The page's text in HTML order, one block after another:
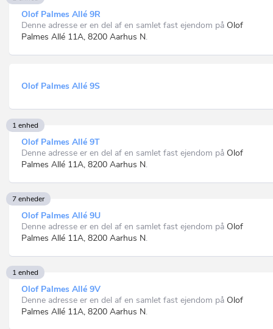
Olof Palmes Allé 9R
Denne adresse er en del af en samlet fast ejendom på Olof
Palmes Allé 11A, 8200 Aarhus N.
Olof Palmes Allé 9S
1 enhed
Olof Palmes Allé 9T
Denne adresse er en del af en samlet fast ejendom på Olof
Palmes Allé 11A, 8200 Aarhus N.
7 enheder
Olof Palmes Allé 9U
Denne adresse er en del af en samlet fast ejendom på Olof
Palmes Allé 11A, 8200 Aarhus N.
1 enhed
Olof Palmes Allé 9V
Denne adresse er en del af en samlet fast ejendom på Olof
Palmes Allé 11A, 8200 Aarhus N.